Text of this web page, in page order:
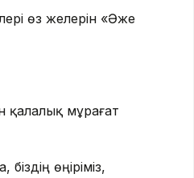
өз әжелерін «Әже
қалалық мұрағат
өңіріміз,